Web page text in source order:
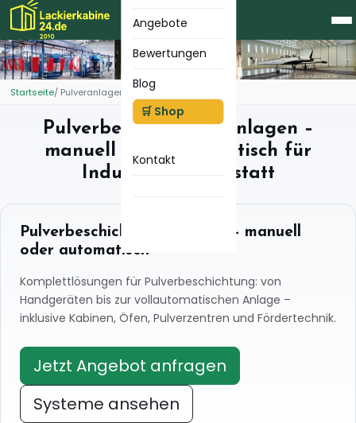
Angebote
Bewertungen
Blog
🛒 Shop
Kontakt
Startseite Pulveranlagen
Pulverbeschichtungsanlagen –
manuell oder automatisch für
Industrie & Werkstatt
Pulverbeschichtungsanlagen – manuell
oder automatisch
Komplettlösungen für Pulverbeschichtung: von
Handgeräten bis zur vollautomatischen Anlage –
inklusive Kabinen, Öfen, Pulverzentren und Fördertechnik.
Jetzt Angebot anfragen
Systeme ansehen